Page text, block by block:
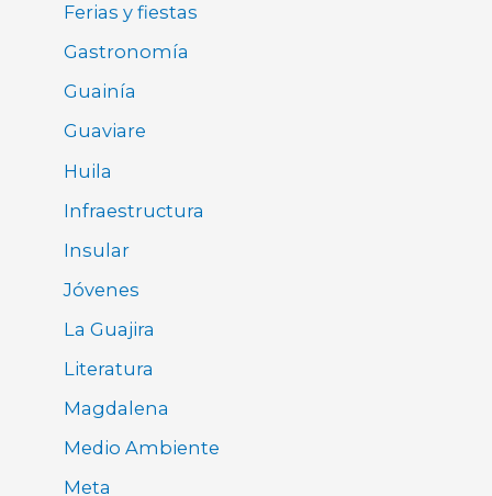
Ferias y fiestas
Gastronomía
Guainía
Guaviare
Huila
Infraestructura
Insular
Jóvenes
La Guajira
Literatura
Magdalena
Medio Ambiente
Meta